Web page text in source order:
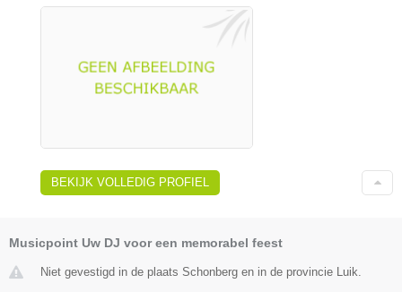
BEKIJK VOLLEDIG PROFIEL
Musicpoint Uw DJ voor een memorabel feest
Niet gevestigd in de plaats Schonberg en in de provincie Luik.